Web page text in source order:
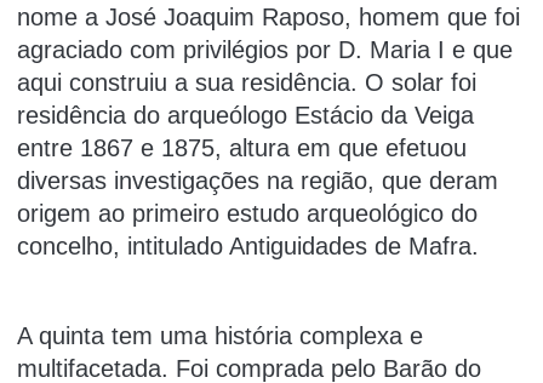
nome a José Joaquim Raposo, homem que foi
agraciado com privilégios por D. Maria I e que
aqui construiu a sua residência. O solar foi
residência do arqueólogo Estácio da Veiga
entre 1867 e 1875, altura em que efetuou
diversas investigações na região, que deram
origem ao primeiro estudo arqueológico do
concelho, intitulado Antiguidades de Mafra.
A quinta tem uma história complexa e
multifacetada. Foi comprada pelo Barão do